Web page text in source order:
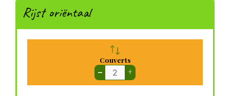
Rijst oriëntaal
Couverts
– +